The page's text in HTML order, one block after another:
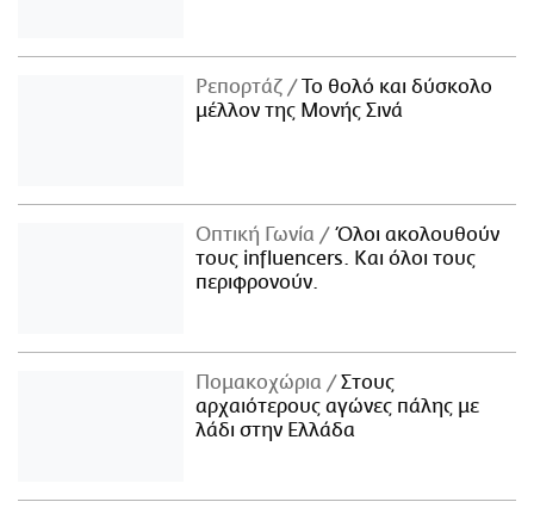
Ρεπορτάζ
Το θολό και δύσκολο
μέλλον της Μονής Σινά
Οπτική Γωνία
Όλοι ακολουθούν
τους influencers. Και όλοι τους
περιφρονούν.
Πομακοχώρια
Στους
αρχαιότερους αγώνες πάλης με
λάδι στην Ελλάδα